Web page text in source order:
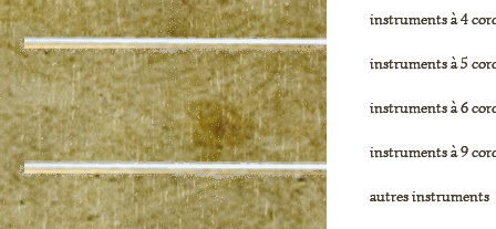
instruments à 4
instruments à 5
instruments à 6
instruments à 9
autres instruments